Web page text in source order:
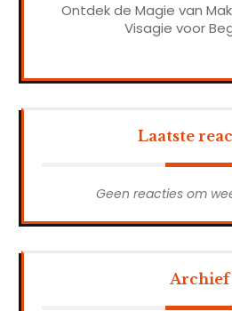
Ontdek de Magie van
Visagie voor
Laatste
Geen reacties om
Archief